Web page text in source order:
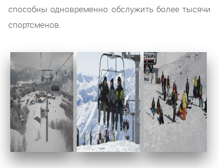
способны одновременно обслужить более тысячи
спортсменов.